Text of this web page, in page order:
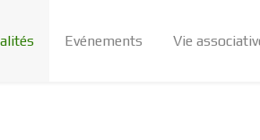
Evénements Vie